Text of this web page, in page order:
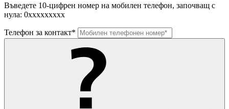
Въведете 10-цифрен номер на мобилен телефон, започващ с
нула: 0ххххххххх
Телефон за контакт*